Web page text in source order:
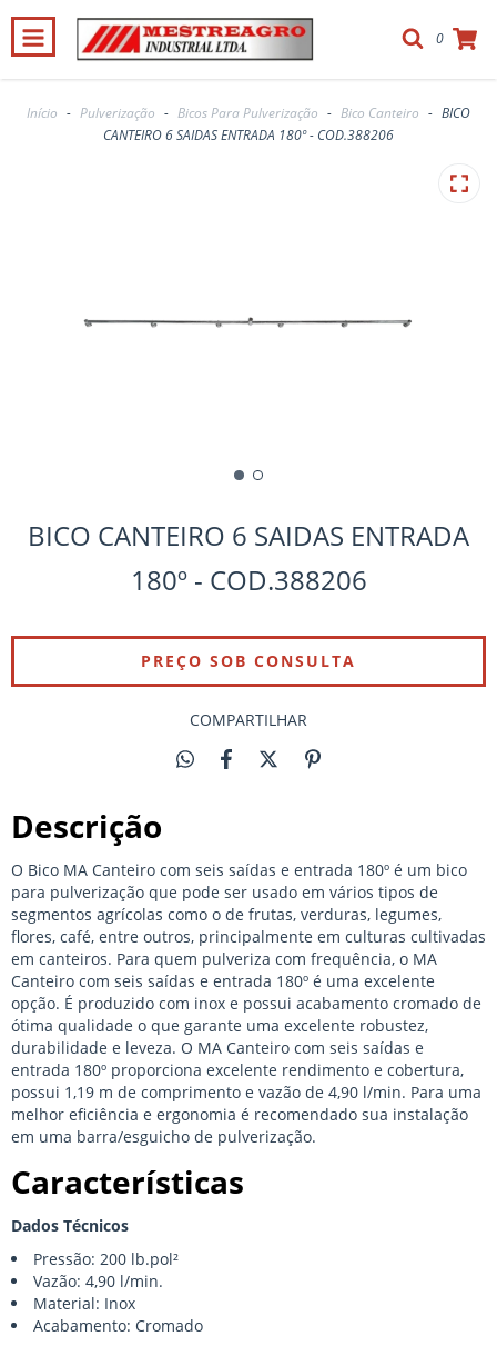
0
Início - Pulverização - Bicos Para Pulverização - Bico Canteiro - BICO
CANTEIRO 6 SAIDAS ENTRADA 180º - COD.388206
BICO CANTEIRO 6 SAIDAS ENTRADA
180º - COD.388206
COMPARTILHAR
Descrição
O Bico MA Canteiro com seis saídas e entrada 180º é um bico
para pulverização que pode ser usado em vários tipos de
segmentos agrícolas como o de frutas, verduras, legumes,
flores, café, entre outros, principalmente em culturas cultivadas
em canteiros. Para quem pulveriza com frequência, o MA
Canteiro com seis saídas e entrada 180º é uma excelente
opção. É produzido com inox e possui acabamento cromado de
ótima qualidade o que garante uma excelente robustez,
durabilidade e leveza. O MA Canteiro com seis saídas e
entrada 180º proporciona excelente rendimento e cobertura,
possui 1,19 m de comprimento e vazão de 4,90 l/min. Para uma
melhor eficiência e ergonomia é recomendado sua instalação
em uma barra/esguicho de pulverização.
Características
Dados Técnicos
Pressão: 200 lb.pol²
Vazão: 4,90 l/min.
Material: Inox
Acabamento: Cromado